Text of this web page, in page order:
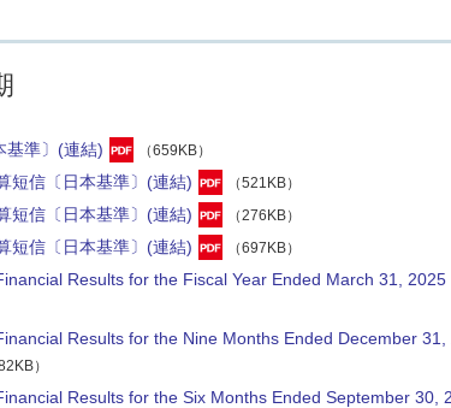
基準〕(連結) （659KB）
短信〔日本基準〕(連結) （521KB）
短信〔日本基準〕(連結) （276KB）
短信〔日本基準〕(連結) （697KB）
Results for the Fiscal Year Ended March 31,
Results for the Nine Months Ended December
）
Results for the Six Months Ended September 30,